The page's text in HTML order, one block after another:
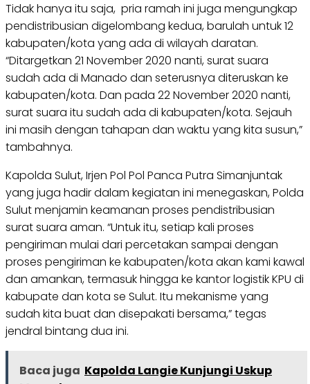
Tidak hanya itu saja, pria ramah ini juga mengungkap
pendistribusian digelombang kedua, barulah untuk 12
kabupaten/kota yang ada di wilayah daratan.
“Ditargetkan 21 November 2020 nanti, surat suara
sudah ada di Manado dan seterusnya diteruskan ke
kabupaten/kota. Dan pada 22 November 2020 nanti,
surat suara itu sudah ada di kabupaten/kota. Sejauh
ini masih dengan tahapan dan waktu yang kita susun,”
tambahnya.
Kapolda Sulut, Irjen Pol Pol Panca Putra Simanjuntak
yang juga hadir dalam kegiatan ini menegaskan, Polda
Sulut menjamin keamanan proses pendistribusian
surat suara aman. “Untuk itu, setiap kali proses
pengiriman mulai dari percetakan sampai dengan
proses pengiriman ke kabupaten/kota akan kami kawal
dan amankan, termasuk hingga ke kantor logistik KPU di
kabupate dan kota se Sulut. Itu mekanisme yang
sudah kita buat dan disepakati bersama,” tegas
jendral bintang dua ini.
Baca juga Kapolda Langie Kunjungi Uskup